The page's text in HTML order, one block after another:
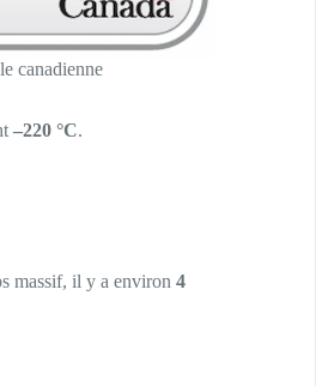
canadienne
–220 °C.
massif, il y a environ 4